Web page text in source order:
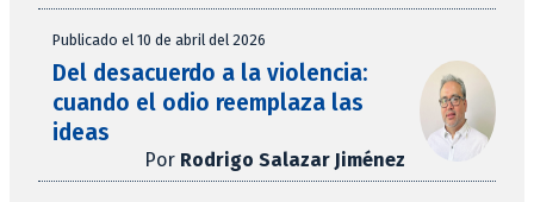
Publicado el 10 de abril del 2026
Del desacuerdo a la violencia:
cuando el odio reemplaza las
ideas
Por Rodrigo Salazar Jiménez